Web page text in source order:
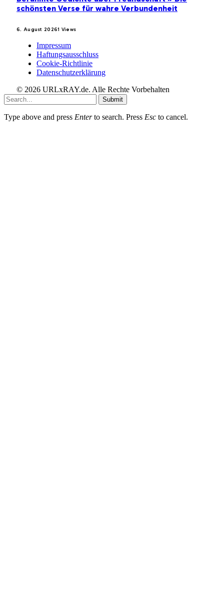
schönsten Verse für wahre Verbundenheit
6. August 20261 Views
Impressum
Haftungsausschluss
Cookie-Richtlinie
Datenschutzerklärung
© 2026 URLxRAY.de. Alle Rechte Vorbehalten
Submit
Type above and press Enterto search. Press Esc to cancel.